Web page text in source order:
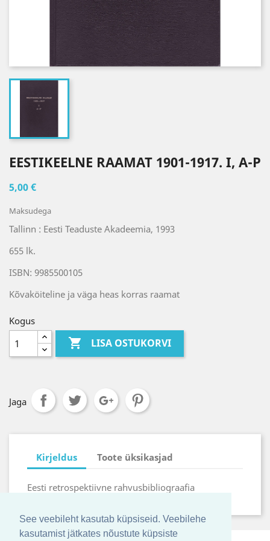
See veebileht kasutab küpsiseid. Veebilehe
kasutamist jätkates nõustute küpsiste
EESTIKEELNE RAAMAT 1901-1917. I, A-P
5,00 €
Maksudega
Tallinn : Eesti Teaduste Akadeemia, 1993
655 lk.
ISBN: 9985500105
Kõvaköiteline ja väga heas korras raamat
Kogus
 LISA OSTUKORVI
Jaga
Kirjeldus Toote üksikasjad
Eesti retrospektiivne rahvusbibliograafia